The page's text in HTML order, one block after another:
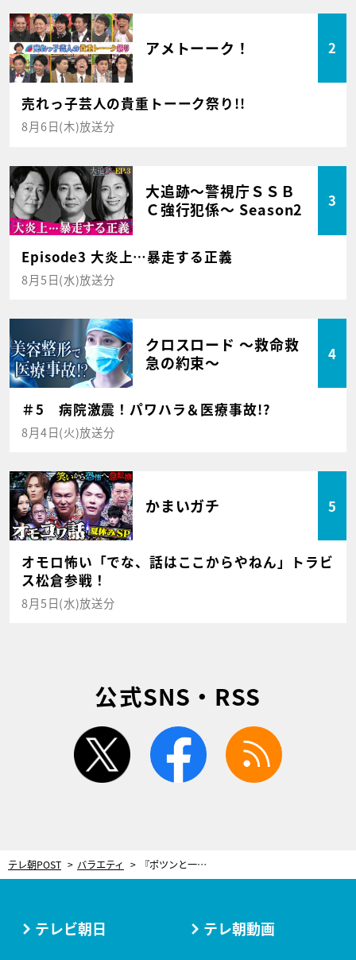
アメトーーク！ 2
売れっ子芸人の貴重トーーク祭り!!
8月6日(木)放送分
大追跡～警視庁ＳＳＢ
Ｃ強行犯係～ Season2
3
Episode3 大炎上…暴走する正義
8月5日(水)放送分
クロスロード ～救命救
急の約束～
4
＃5 病院激震！パワハラ＆医療事故!?
8月4日(火)放送分
かまいガチ 5
オモロ怖い「でな、話はここからやねん」トラビ
ス松倉参戦！
8月5日(水)放送分
公式SNS・RSS
twitter facebook
テレ朝POST バラエティ 『ポツンと一軒家』捜索隊が見つけた、所ジョージも驚く“本格的な趣味の空間”
テレビ朝日 テレ朝動画